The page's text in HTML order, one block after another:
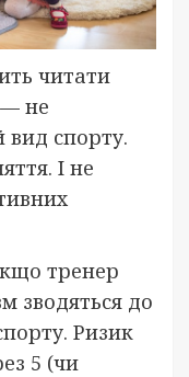
читати
— не
вид спорту.
І не
тренер
зводяться до
Ризик
5 (чи